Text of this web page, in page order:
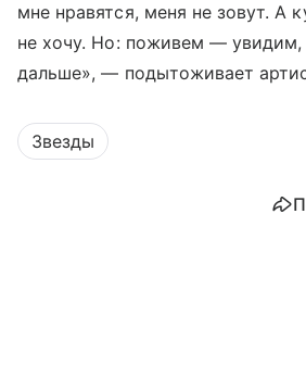
мне нравятся, меня не зовут. А
не хочу. Но: поживем — увидим,
дальше», — подытоживает
Звезды